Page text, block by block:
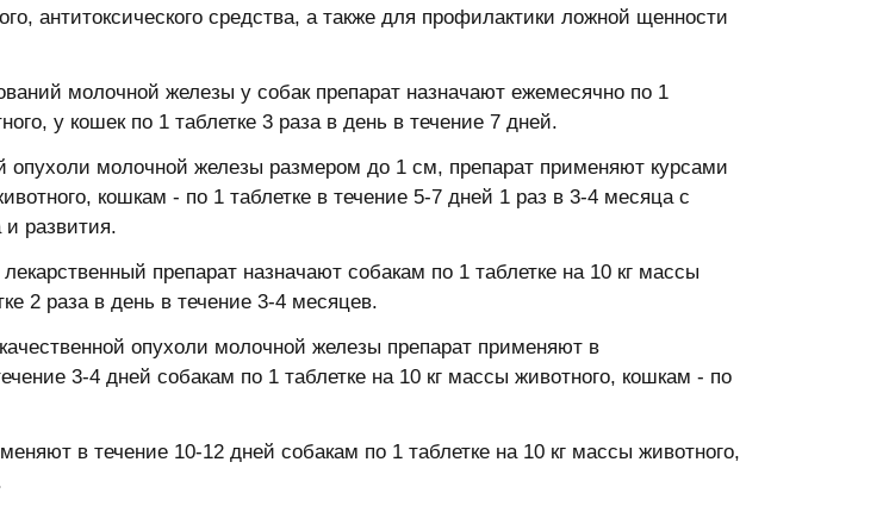
антитоксического средства, а также для профилактики ложной щенности
молочной железы у собак препарат назначают ежемесячно по 1
у кошек по 1 таблетке 3 раза в день в течение 7 дней.
опухоли молочной железы размером до 1 см, препарат применяют курсами
кошкам - по 1 таблетке в течение 5-7 дней 1 раз в 3-4 месяца с
развития.
препарат назначают собакам по 1 таблетке на 10 кг массы
2 раза в день в течение 3-4 месяцев.
опухоли молочной железы препарат применяют в
3-4 дней собакам по 1 таблетке на 10 кг массы животного, кошкам - по
в течение 10-12 дней собакам по 1 таблетке на 10 кг массы животного,